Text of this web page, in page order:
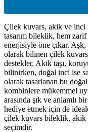
Çilek kuvars, akik ve inci
tasarım bileklik, hem
enerjisiyle öne çıkar.
olarak bilinen çilek
destekler. Akik taşı,
bilinirken, doğal inci ise
olarak tasarlanan bu
kombinlere mükemmel
arasında şık ve anlamlı
hediye etmek için de
çilek kuvars bileklik, akik
seçimdir.